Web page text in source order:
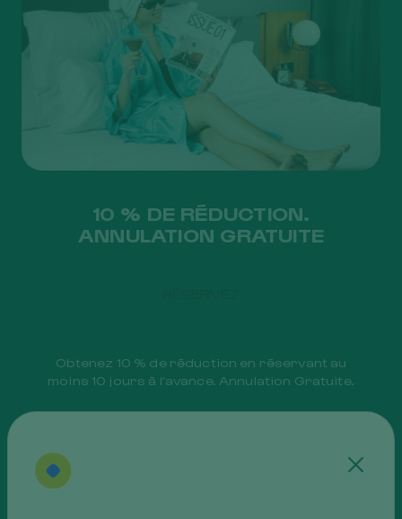
10 % DE RÉDUCTION.
ANNULATION GRATUITE
Obtenez 10 % de réduction en réservant au
moins 10 jours à l’avance. Annulation Gratuite.